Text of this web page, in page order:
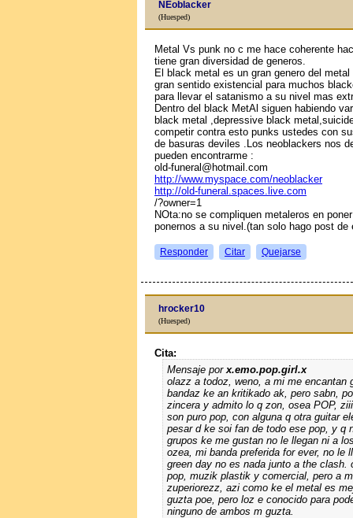
NEoblacker
(Huesped)
Metal Vs punk no c me hace coherente
tiene gran diversidad de generos.
El black metal es un gran genero del
gran sentido existencial para muchos
para llevar el satanismo a su nivel mas
Dentro del black MetAl siguen habiendo
black metal ,depressive black
competir contra esto punks ustedes con
de basuras deviles .Los neoblackers nos
pueden encontrarme :
old-funeral@hotmail.com
http://www.myspace.com/neoblacker
http://old-funeral.spaces.live.com
/?owner=1
NOta:no se compliquen metaleros en
ponernos a su nivel.(tan solo hago post
Responder Citar Quejarse
hrocker10
(Huesped)
Cita:
Mensaje porx.emo.pop.girl.x
olazz a todoz, weno, a mi me encantan
bandaz ke an kritikado ak, pero sabn,
zincera y admito lo q zon, osea POP,
son puro pop, con alguna q otra guitar
pesar d ke soi fan de todo ese pop, y q
grupos ke me gustan no le llegan ni a
ozea, mi banda preferida for ever, no
green day no es nada junto a the
pop, muzik plastik y comercial, pero a
zuperiorezz, azi como ke el metal es
guzta poe, pero loz e conocido para
ninguno de ambos m guzta.